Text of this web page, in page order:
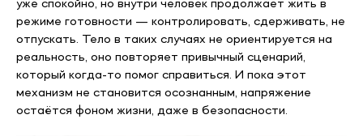
уже спокойно, но внутри человек продолжает жить в
режиме готовности — контролировать, сдерживать, не
отпускать. Тело в таких случаях не ориентируется на
реальность, оно повторяет привычный сценарий,
который когда-то помог справиться. И пока этот
механизм не становится осознанным, напряжение
остаётся фоном жизни, даже в безопасности.